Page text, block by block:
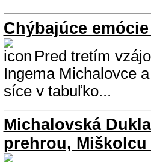
Chýbajúce
Pred tretím
Ingema Michalovce
síce v tabuľko...
Michalovská
prehrou,